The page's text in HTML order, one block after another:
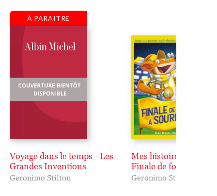
À PARAITRE
Voyage dans le temps - Les
Grandes Inventions
Geronimo Stilton
Mes histoires
Finale de foot à
Geronimo Stilton